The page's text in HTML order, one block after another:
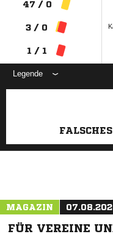
47 / 0
3 / 0
1 / 1
Legende
MAGAZIN
FÜR VEREINE